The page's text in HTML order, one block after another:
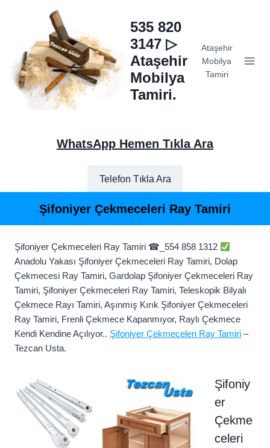
535 820
3147 ▷
Ataşehir
Mobilya
Tamiri.
Ataşehir
Mobilya
Tamiri
WhatsApp Hemen Tıkla Ara
Telefon Tıkla Ara
Şifoniyer Çekmeceleri Ray Tamiri
Şifoniyer Çekmeceleri Ray Tamiri ☎_554 858 1312
Anadolu Yakası Şifoniyer Çekmeceleri Ray Tamiri, Dolap
Çekmecesi Ray Tamiri, Gardolap Şifoniyer Çekmeceleri Ray
Tamiri, Şifoniyer Çekmeceleri Ray Tamiri, Teleskopik Bilyalı
Çekmece Rayı Tamiri, Aşınmış Kırık Şifoniyer Çekmeceleri
Ray Tamiri, Frenli Çekmece Kapanmıyor, Raylı Çekmece
Kendi Kendine Açılıyor.. Şifoniyer Çekmeceleri Ray Tamiri –
Tezcan Usta.
Şifoniy
er
Çekme
celeri